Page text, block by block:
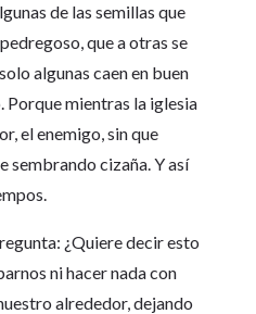
de las semillas que
que a otras se
algunas caen en buen
mientras la iglesia
el enemigo, sin que
sembrando cizaña. Y así
¿Quiere decir esto
ni hacer nada con
alrededor, dejando